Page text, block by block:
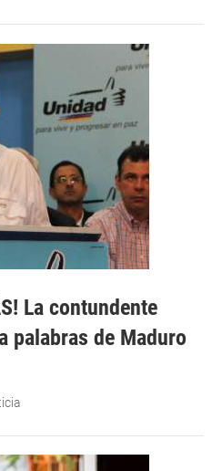
La contundente
palabras de Maduro